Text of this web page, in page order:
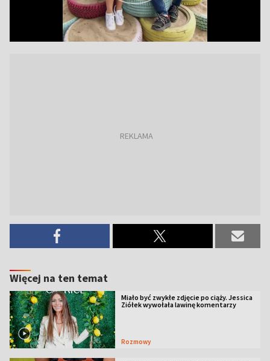
Więcej na ten temat
Miało być zwykłe zdjęcie po ciąży. Jessica
Ziółek wywołała lawinę komentarzy
Rozmowy